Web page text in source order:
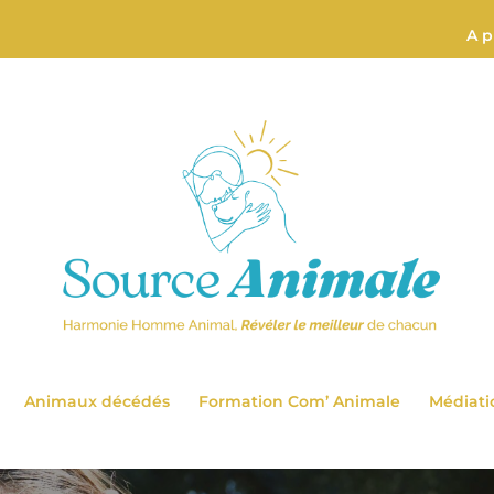
A
Animaux décédés Formation Com’ Animale